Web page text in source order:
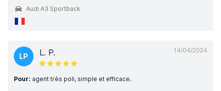
Audi A3 Sportback
14/04/2024
LP L. P.
Pour: agent très poli, simple et efficace.